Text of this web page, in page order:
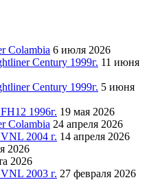
Colambia 6 июля 2026
Century 1999г. 11 июня
Century 1999г. 5 июня
1996г. 19 мая 2026
Colambia 24 апреля 2026
2004 г. 14 апреля 2026
2026
2026
2003 г. 27 февраля 2026